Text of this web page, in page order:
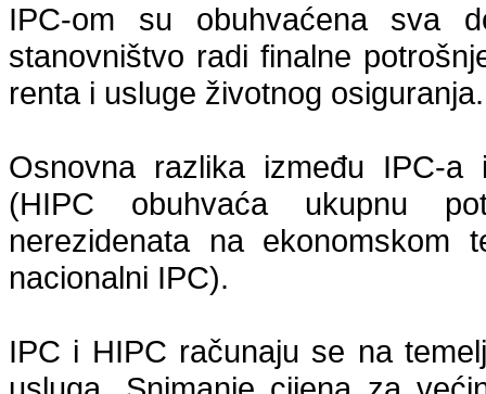
IPC-om su obuhvaćena sva
stanovništvo radi finalne
renta i usluge životnog osiguranja.
Osnovna razlika između IPC-
(HIPC obuhvaća ukupnu
nerezidenatana ekonomskom
nacionalni IPC).
IPC i HIPC računaju se na